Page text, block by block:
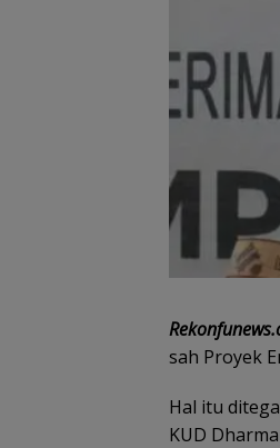
sah Proyek
Hal itu
KUD